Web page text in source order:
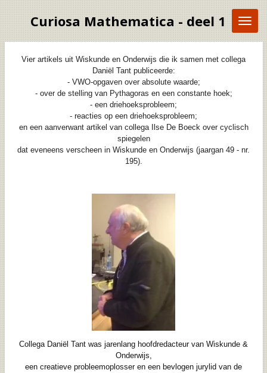
hoofdinhoud
Curiosa Mathematica - deel 1
Vier artikels uit Wiskunde en Onderwijs die ik samen met collega
Daniël Tant publiceerde:
- VWO-opgaven over absolute waarde;
- over de stelling van Pythagoras en een constante hoek;
- een driehoeksprobleem;
- reacties op een driehoeksprobleem;
en een aanverwant artikel van collega Ilse De Boeck over cyclisch
spiegelen
dat eveneens verscheen in Wiskunde en Onderwijs (jaargan 49 - nr.
195).
Collega Daniël Tant was jarenlang hoofdredacteur van Wiskunde &
Onderwijs,
een creatieve probleemoplosser en een bevlogen jurylid van de